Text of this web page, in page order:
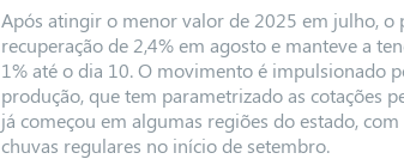
Após atingir o menor valor de 2025 em julho,
recuperação de 2,4% em agosto e manteve a
1% até o dia 10. O movimento é impulsionado
produção, que tem parametrizado as cotações
já começou em algumas regiões do estado,
chuvas regulares no início de setembro.